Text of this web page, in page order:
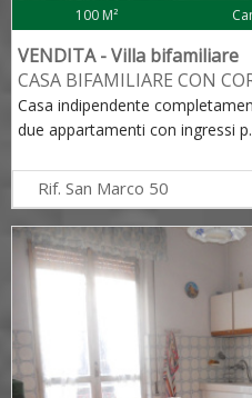
100 M²
VENDITA - Villa bifamiliare
CASA BIFAMILIARE CON
Casa indipendente
due appartamenti con ingressi p
Rif. San Marco 50